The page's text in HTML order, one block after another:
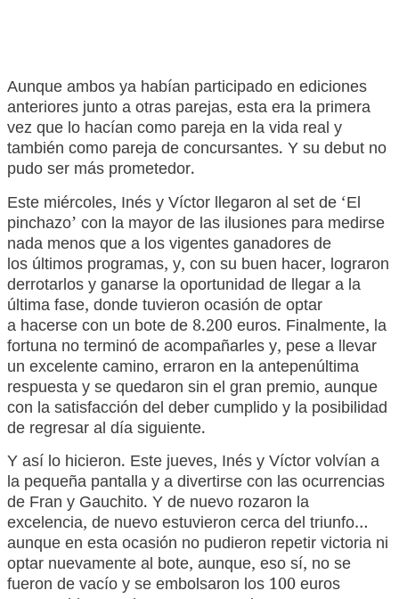
Aunque ambos ya habían participado en ediciones
anteriores junto a otras parejas, esta era la primera
vez que lo hacían como pareja en la vida real y
también como pareja de concursantes. Y su debut no
pudo ser más prometedor.
Este miércoles, Inés y Víctor llegaron al set de ‘El
pinchazo’ con la mayor de las ilusiones para medirse
nada menos que a los vigentes ganadores de
los últimos programas, y, con su buen hacer, lograron
derrotarlos y ganarse la oportunidad de llegar a la
última fase, donde tuvieron ocasión de optar
a hacerse con un bote de 8.200 euros. Finalmente, la
fortuna no terminó de acompañarles y, pese a llevar
un excelente camino, erraron en la antepenúltima
respuesta y se quedaron sin el gran premio, aunque
con la satisfacción del deber cumplido y la posibilidad
de regresar al día siguiente.
Y así lo hicieron. Este jueves, Inés y Víctor volvían a
la pequeña pantalla y a divertirse con las ocurrencias
de Fran y Gauchito. Y de nuevo rozaron la
excelencia, de nuevo estuvieron cerca del triunfo…
aunque en esta ocasión no pudieron repetir victoria ni
optar nuevamente al bote, aunque, eso sí, no se
fueron de vacío y se embolsaron los 100 euros